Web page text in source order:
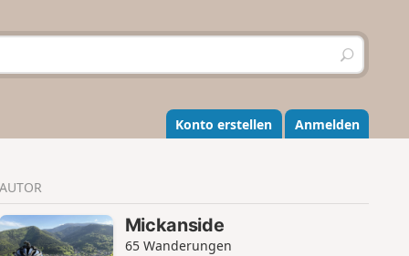
S
u
h
e
n
Konto erstellen Anmelden
AUTOR
Mickanside
65 Wanderungen